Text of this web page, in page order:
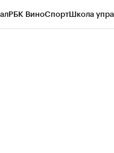
РБК ВиноСпортШкола